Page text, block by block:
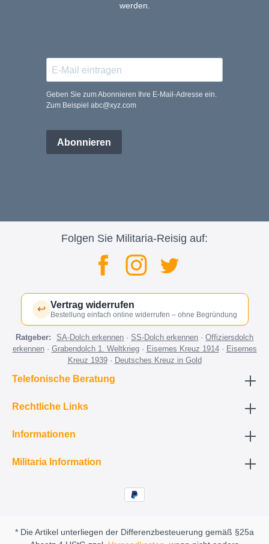
werden.
Geben Sie zum Abonnieren Ihre E-Mail-Adresse ein.
Zum Beispiel abc@xyz.com
Abonnieren
Folgen Sie Militaria-Reisig auf:
↩ Vertrag widerrufen
Bestellung einfach online widerrufen – ohne Begründung
Ratgeber: SA-Dolch erkennen ·SS-Dolch erkennen ·Offiziersdolch
erkennen· Grabendolch 1. Weltkrieg· Eisernes Kreuz 1914· Eisernes
Kreuz 1939· Deutsches Kreuz in Gold
Telefonische Beratung
Rechtliche Links
Informationen
Militaria Information
* Die Artikel unterliegen der Differenzbesteuerung gemäß §25a